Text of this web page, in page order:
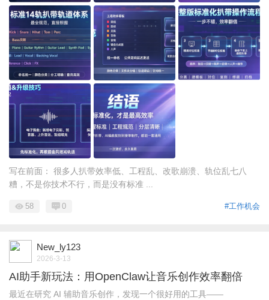
写在前面： 很多人扒带效率低、工程乱、改歌崩溃、轨位乱七八
糟，不是你技术不行，而是没有标准 ...
#工作机会
58 0
New_ly123
2026-3-13
AI助手新玩法：用OpenClaw让音乐创作效率翻倍
最近在研究 AI 辅助音乐创作，发现一个很好用的工具——